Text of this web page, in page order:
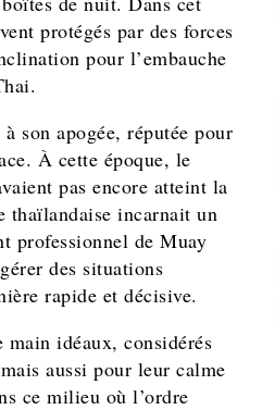
protégés par des forces
pour l’embauche
son apogée, réputée pour
À cette époque, le
pas encore atteint la
thaïlandaise incarnait un
professionnel de Muay
des situations
rapide et décisive.
main idéaux, considérés
aussi pour leur calme
ce milieu où l’ordre